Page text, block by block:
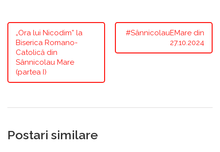
„Ora lui Nicodim” la
Biserica Romano-
Catolică din
Sânnicolau Mare
(partea I)
#SânnicolauEMare din
27.10.2024
Postari similare